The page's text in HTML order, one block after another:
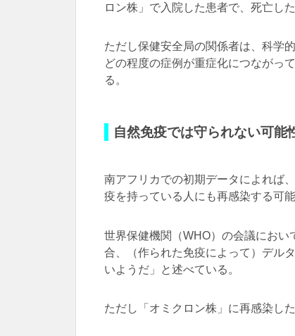
ロン株」で入院した患者で、死亡し
ただし保健安全局の関係者は、科学
どの程度の症例が重症化につながっ
る。
自然免疫では守られない可能
南アフリカでの初期データによれば
疫を持っている人にも再感染する可
世界保健機関（WHO）の会議にお
合、（作られた免疫によって）デル
いようだ」と述べている。
ただし「オミクロン株」に再感染し